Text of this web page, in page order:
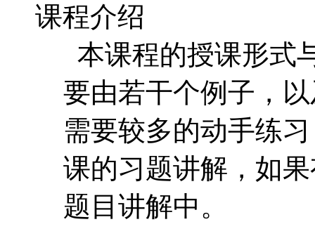
课程介绍
本课程的授课形式
要由若干个例子，
需要较多的动手练
课的习题讲解，如
题目讲解中。